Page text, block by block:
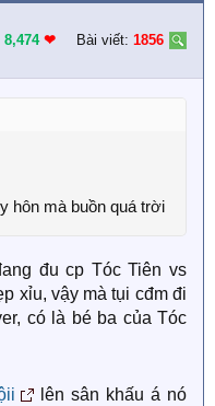
8,474 ❤︎ Bài viết: 1856
hôn mà buồn quá trời
đu cp Tóc Tiên vs
xỉu, vậy mà tụi cđm đi
có là bé ba của Tóc
lên sân khấu á nó